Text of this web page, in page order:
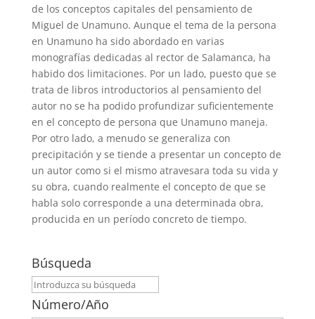
de los conceptos capitales del pensamiento de
Miguel de Unamuno. Aunque el tema de la persona
en Unamuno ha sido abordado en varias
monografías dedicadas al rector de Salamanca, ha
habido dos limitaciones. Por un lado, puesto que se
trata de libros introductorios al pensamiento del
autor no se ha podido profundizar suficientemente
en el concepto de persona que Unamuno maneja.
Por otro lado, a menudo se generaliza con
precipitación y se tiende a presentar un concepto de
un autor como si el mismo atravesara toda su vida y
su obra, cuando realmente el concepto de que se
habla solo corresponde a una determinada obra,
producida en un período concreto de tiempo.
Búsqueda
Número/Año